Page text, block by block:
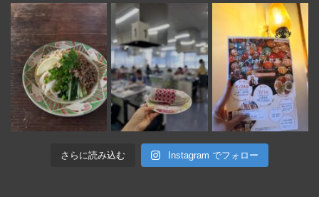
さらに読み込む Instagram でフォロー